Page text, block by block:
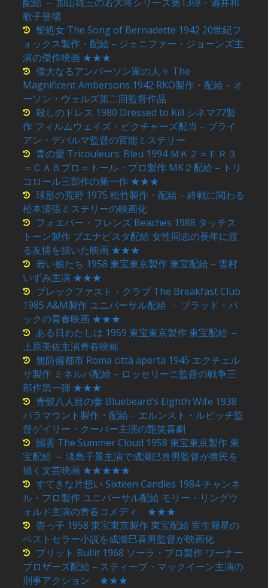
配給 － 加山雄三の若大将シリーズ第13弾・酒井和
歌子登場
聖処女 The Song of Bernadette 1942 20世紀フ
ォックス製作・配給 – ジェニファー・ジョーンズ主
演の傑作映画 ★★★
偉大なるアンバーソン家の人々 The
Magnificent Ambersons 1942 RKO製作・配給 – オ
ーソン・ウェルズ第二回監督作品
殺しのドレス 1980 Dressed to Kill シネマ77製
作 フィルムウェイズ・ピクチャーズ配当 – ブライ
アン・デパルマ監督の官能ミステリー
青の愛 Tricouleurs: Bleu 1994 ＭＫ２＝ＦＲ３
＝ＣＡＢプロ＝トール・プロ製作 MK２配給 – トリ
コロール三部作の第一作 ★★★
球形の荒野 1975 松竹製作・配給 – 終戦に関わる
松本清張ミステリーの映画化
フォエバー・フレンズ Beaches 1988 タッチス
トーン製作 ブエナビスタ配給 女性同志の長年に渡
る友情を描いた映画 ★★★
若い娘たち 1958 東宝東京製作 東宝配給 – 雪村
いずみ主演 ★★★
ブレックファスト・クラブ The Breakfast Club
1985 A&M製作 ユニバーサル配給 － ブラッド・パ
ックの青春映画 ★★★
ある日わたしは 1959 東宝東京製作 東宝配給 －
上原美佐主演青春映画
無防備都市 Roma città aperta 1945 エクチェル
サ製作 ミネルバ配給 – ロッセリーニ監督の戦争三
部作第一弾 ★★★
青髭八人目の妻 Bluebeard’s Eighth Wife 1938
パラマウント製作・配給 – エルンスト・ルビッチ監
督ゲイリー・クーパー主演の艶笑喜劇
鰯雲 The Summer Cloud 1958 東宝東京製作 東
宝配給 － 淡島千景主演で成瀬巳喜男監督が農民を
描く文芸映画 ★★★★★
すてきな片想い Sixteen Candles 1984 チャンネ
ル・プロ製作 ユニバーサル配給 モリー・リングウ
ォルド主演の青春コメディ ★★★
杏っ子 1958 東宝東京製作 東宝配給 室生犀星の
ベストセラー小説を成瀬巳喜男監督が映画化
ブリット Bullit 1968 ソーラ・プロ製作 ワーナー
ブロザーズ配給 – スティーブ・マックイーン主演の
刑事アクション ★★★